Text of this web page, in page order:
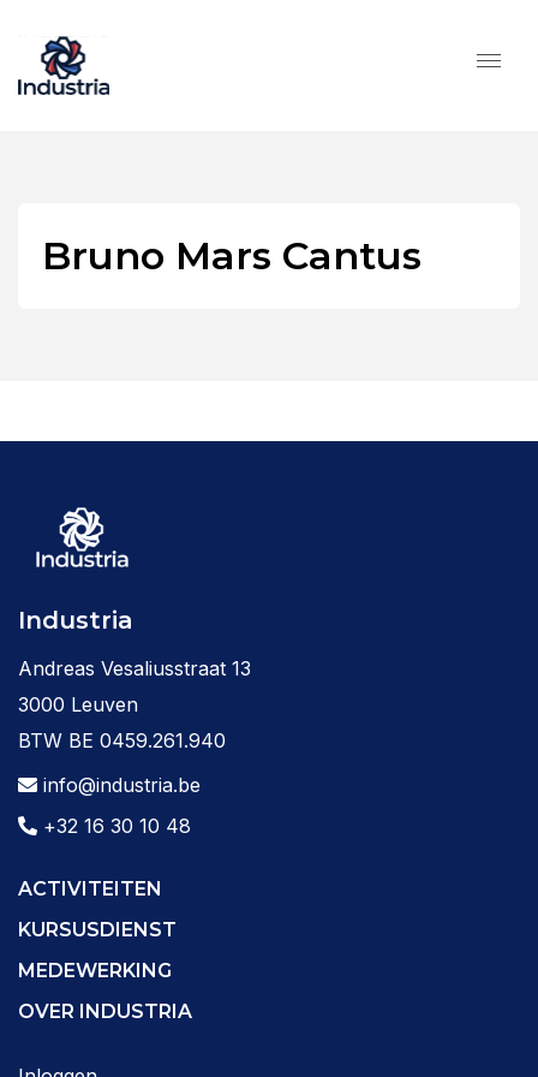
Bruno Mars Cantus
Industria
Andreas Vesaliusstraat 13
3000 Leuven
BTW BE 0459.261.940
info@industria.be
+32 16 30 10 48
ACTIVITEITEN
KURSUSDIENST
MEDEWERKING
OVER INDUSTRIA